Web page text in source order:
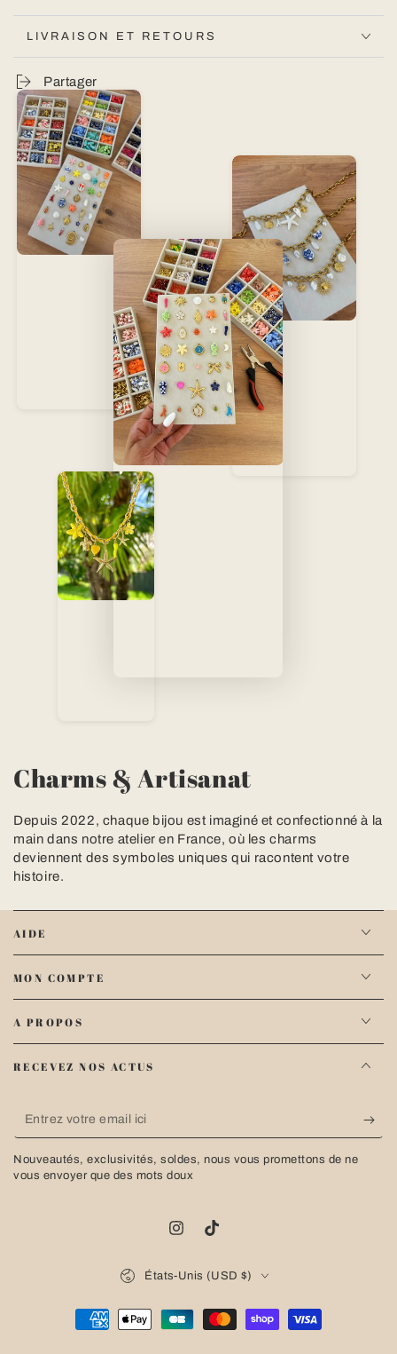
LIVRAISON ET RETOURS
Partager
Charms & Artisanat
Depuis 2022, chaque bijou est imaginé et confectionné à la
main dans notre atelier en France, où les charms
deviennent des symboles uniques qui racontent votre
histoire.
AIDE
MON COMPTE
A PROPOS
RECEVEZ NOS ACTUS
Entrez
votre
email
Nouveautés, exclusivités, soldes, nous vous promettons de ne
vous envoyer que des mots doux
Instagram
TikTok
États-Unis (USD $)